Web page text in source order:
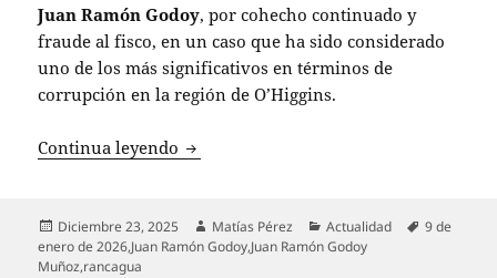
Juan Ramón Godoy, por cohecho continuado y
fraude al fisco, en un caso que ha sido considerado
uno de los más significativos en términos de
corrupción en la región de O’Higgins.
Continua leyendo Juan Ramón Godoy, exalcalde de
Publicado
el
Diciembre 23, 2025 Autor
Matías Pérez Categorías
Actualidad Etiquetas
9 de
enero de 2026,Juan Ramón Godoy,Juan Ramón Godoy
Muñoz,rancagua